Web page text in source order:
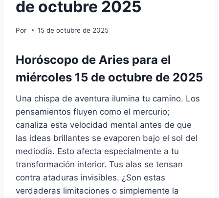
de octubre 2025
Por 15 de octubre de 2025
Horóscopo de Aries para el
miércoles 15 de octubre de 2025
Una chispa de aventura ilumina tu camino. Los
pensamientos fluyen como el mercurio;
canaliza esta velocidad mental antes de que
las ideas brillantes se evaporen bajo el sol del
mediodía. Esto afecta especialmente a tu
transformación interior. Tus alas se tensan
contra ataduras invisibles. ¿Son estas
verdaderas limitaciones o simplemente la